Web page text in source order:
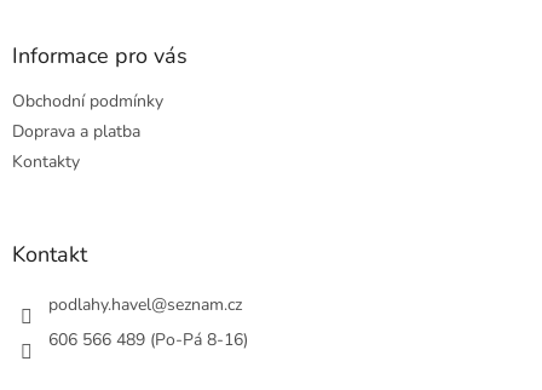
Informace pro vás
Obchodní podmínky
Doprava a platba
Kontakty
Kontakt
podlahy.havel@seznam.cz
606 566 489 (Po-Pá 8-16)